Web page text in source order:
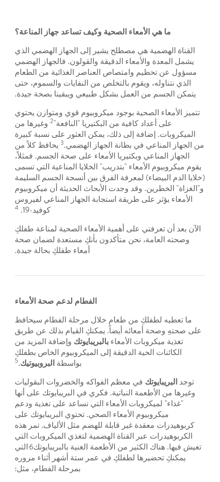
ما هي الأمعاء الصحية وكيف تساعد جهاز المناعة؟
القناة الهضمية هي مصطلح يشير إلى الجهاز الهضمي الذي
يشمل المعدة والأمعاء الدقيقة والقولون. فالجهاز الهضمي
مسؤول عن تحطيم وامتصاص العناصر الغذائية من الطعام
الذي نتناوله، ويقوم بالتخلص من النفايات والسموم، حتى
يتمكن الجسم من العمل بشكل طبيعي ويبقينا بصحة جيدة.
تتميز الأمعاء الصحية بوجود ميكروبيوم قوي ومتوازن يحتوي
على أعداد كافية من البكتيريا "النافعة"2 وغيرها من
الميكروبات. إضافة إلى ذلك، يمكن العثور على نسبة كبيرة
من الجهاز المناعي في بطانة الجهاز الهضمي.3 يحافظ كلاً من
الجهاز المناعي وبكتيريا الأمعاء على صحة الجسم. فمثلاً،
يقوم ميكروبيوم الأمعاء "بتدريب" الخلايا المناعية التي تسمى
(خلايا الدم البيضاء) لمعرفة الفرق بين أنسجة الجسم السليمة
و"الغزاة" الخطرين. وقد وجدت الأبحاث الحديثة أن ميكروبيوم
الأمعاء يؤثر على طريقة استجابة الجهاز المناعي لفيروس
كوفيد-19.
4
الآن بعد أن تعرفتي على أهمية الأمعاء الصحية لمناعة طفلكِ
وصحته العامة، نحن متأكدون بأنكِ مستعدة لضمان صحة
أمعاء طفلكِ بحالة جيدة.
الفطام لدعم صحة الأمعاء
ما تعطيه لطفلكِ من طعام خلال مرحلة الفطام سيحافظ
على صحتهِ وصحة أمعائه أيضاً. يمكنكِ القيام بذلك عن طريق
تغذية ميكروبات الأمعاء بالبريبايوتك وإضافة المزيد من
الكائنات الحية الدقيقة إلى الميكروبيوم الخاص بطفلكِ
بواسطة البروبيوتيك.
5
توجد البريبايوتك في معظم الفواكه والخضروات البقوليات
وغيرها من الأطعمة النباتية. فكري في البريبايوتك على أنها
"غذاء" لميكروبات الأمعاء التي تساعد على تغذية ودعم
ميكروبيوم الأمعاء الصحي. تحتوي البريبايوتك على
كربوهيدرات معقدة غير قابلة للهضم مثل الألياف. تمر هذه
الكربوهيدرات عبر القناة الهضمية لتغذي الميكروبات التي
تعيش فيها. هناك الكثير من الأطعمة الغنية بالبريبايوتك6 التي
يمكنكِ تحضيرها لطفلكِ في عمر ستة أشهر أثناء مروره
بمرحلة الفطام، مثل: